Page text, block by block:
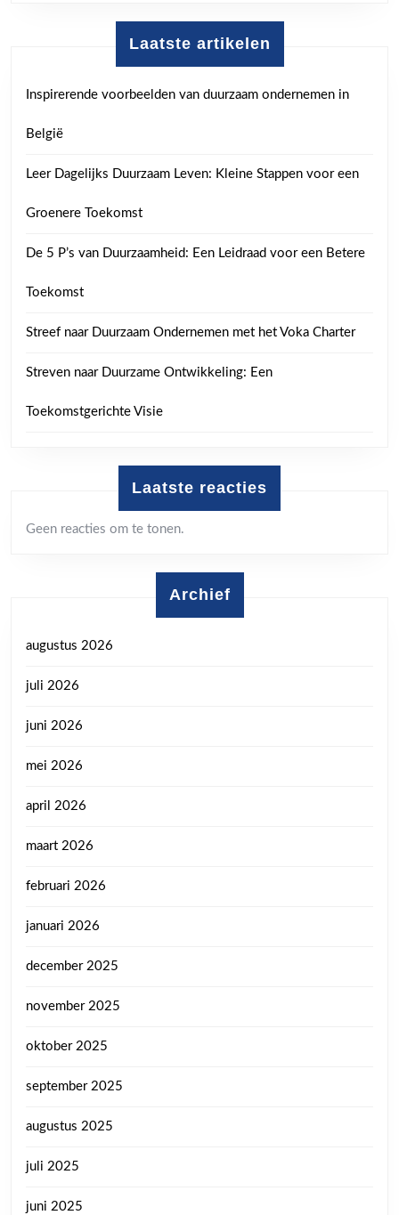
Laatste artikelen
Inspirerende voorbeelden van duurzaam ondernemen in
België
Leer Dagelijks Duurzaam Leven: Kleine Stappen voor een
Groenere Toekomst
De 5 P’s van Duurzaamheid: Een Leidraad voor een Betere
Toekomst
Streef naar Duurzaam Ondernemen met het Voka Charter
Streven naar Duurzame Ontwikkeling: Een
Toekomstgerichte Visie
Laatste reacties
Geen reacties om te tonen.
Archief
augustus 2026
juli 2026
juni 2026
mei 2026
april 2026
maart 2026
februari 2026
januari 2026
december 2025
november 2025
oktober 2025
september 2025
augustus 2025
juli 2025
juni 2025